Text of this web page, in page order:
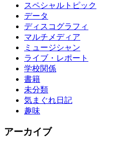
スペシャルトピック
データ
ディスコグラフィ
マルチメディア
ミュージシャン
ライブ・レポート
学校関係
書籍
未分類
気まぐれ日記
趣味
アーカイブ